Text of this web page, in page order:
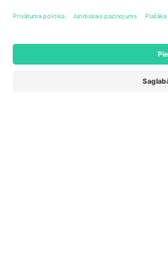
Germany
Berlin, Germany